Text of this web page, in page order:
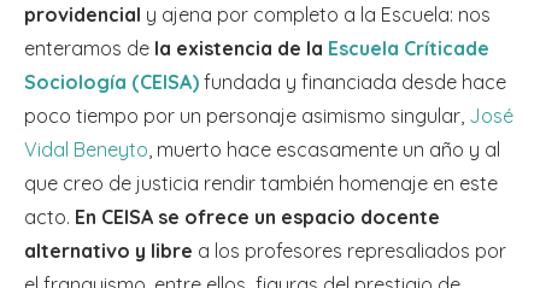
providencial y ajena por completo a la Escuela: nos
enteramos de la existencia de la Escuela Críticade
Sociología (CEISA) fundada y financiada desde hace
poco tiempo por un personaje asimismo singular, José
Vidal Beneyto , muerto hace escasamente un año y al
que creo de justicia rendir también homenaje en este
acto. En CEISA se ofrece un espacio docente
alternativo y libre a los profesores represaliados por